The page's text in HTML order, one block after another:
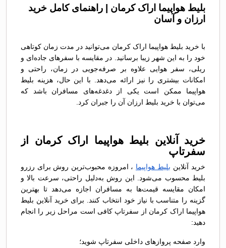
بلیط هواپیما اراک کرمان | راهنمای کامل خرید
ارزان و آسان
با خرید بلیط هواپیما اراک کرمان می‌توانید در مدت زمان کوتاهی
خود را به این شهر زیبا برسانید. در مقایسه با سفرهای جاده‌ای و
ریلی، سفر هوایی علاوه بر صرفه‌جویی در زمان، راحتی و
امکانات بیشتری را نیز ارائه می‌دهد. با این حال، هزینه بلیط
هواپیما ممکن است یکی از دغدغه‌های مسافران باشد که
می‌توان با خرید بلیط ارزان آن را جبران کرد.
خرید آنلاین بلیط هواپیما اراک کرمان از
سفرتاپ
خرید آنلاین بلیط هواپیما ، امروزه محبوب‌ترین روش برای رزرو
بلیط محسوب می‌شود. این روش به‌دلیل راحتی، سرعت بالا و
امکان مقایسه قیمت‌ها به مسافران اجازه می‌دهد تا بهترین
گزینه را متناسب با نیاز خود انتخاب کنند. برای خرید آنلاین بلیط
هواپیما اراک کرمان از سفرتاپ کافی است مراحل زیر را انجام
دهید:
وارد صفحه پروازهای داخلی سفرتاپ شوید؛